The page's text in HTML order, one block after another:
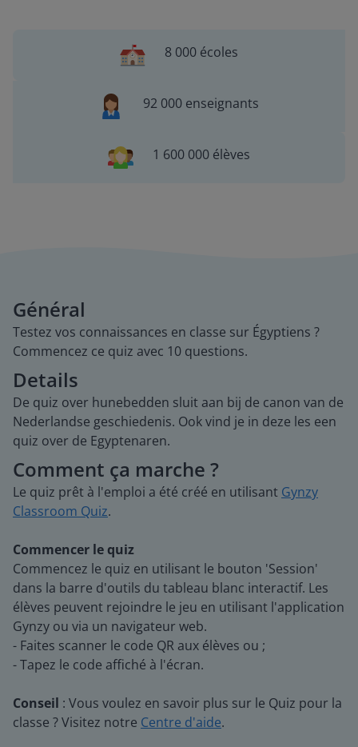
8 000 écoles
92 000 enseignants
1 600 000 élèves
Général
Testez vos connaissances en classe sur Égyptiens ?
Commencez ce quiz avec 10 questions.
Details
De quiz over hunebedden sluit aan bij de canon van de
Nederlandse geschiedenis. Ook vind je in deze les een
quiz over de Egyptenaren.
Comment ça marche ?
Le quiz prêt à l'emploi a été créé en utilisant Gynzy
Classroom Quiz.
Commencer le quiz
Commencez le quiz en utilisant le bouton 'Session'
dans la barre d'outils du tableau blanc interactif. Les
élèves peuvent rejoindre le jeu en utilisant l'application
Gynzy ou via un navigateur web.
- Faites scanner le code QR aux élèves ou ;
- Tapez le code affiché à l'écran.
Conseil : Vous voulez en savoir plus sur le Quiz pour la
classe ? Visitez notre Centre d'aide.